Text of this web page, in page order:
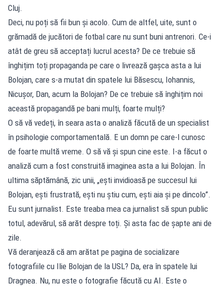
Cluj.
Deci, nu poți să fii bun și acolo. Cum de altfel, uite, sunt o
grămadă de jucători de fotbal care nu sunt buni antrenori. Ce-i
atât de greu să acceptați lucrul acesta? De ce trebuie să
înghițim toți propaganda pe care o livrează gașca asta a lui
Bolojan, care s-a mutat din spatele lui Băsescu, Iohannis,
Nicușor, Dan, acum la Bolojan? De ce trebuie să înghițim noi
această propagandă pe bani mulți, foarte mulți?
O să vă vedeți, în seara asta o analiză făcută de un specialist
în psihologie comportamentală. E un domn pe care-l cunosc
de foarte multă vreme. O să vă și spun cine este. I-a făcut o
analiză cum a fost construită imaginea asta a lui Bolojan. În
ultima săptămână, zic unii, „ești invidioasă pe succesul lui
Bolojan, ești frustrată, ești nu știu cum, ești aia și pe dincolo”.
Eu sunt jurnalist. Este treaba mea ca jurnalist să spun public
totul, adevărul, să arăt despre toți. Și asta fac de șapte ani de
zile.
Vă deranjează că am arătat pe pagina de socializare
fotografiile cu Ilie Bolojan de la USL? Da, era în spatele lui
Dragnea. Nu, nu este o fotografie făcută cu AI. Este o